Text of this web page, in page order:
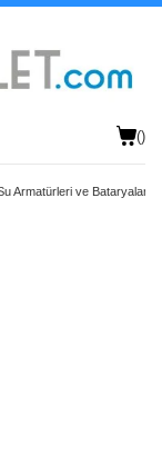
()
Armatürleri ve Bataryalar